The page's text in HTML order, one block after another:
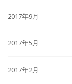
2017年9月
2017年5月
2017年2月